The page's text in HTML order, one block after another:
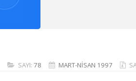
SAYI: 78 MART-NİSAN 1997